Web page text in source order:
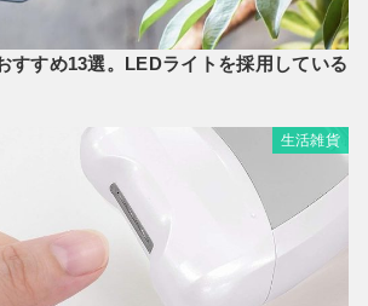
すすめ13選。LEDライトを採用している
生活雑貨